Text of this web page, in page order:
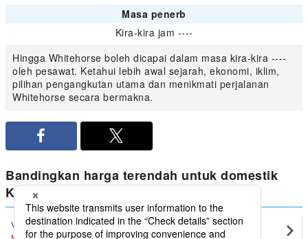
Masa penerb
Kira-kira jam ----
Hingga Whitehorse boleh dicapai dalam masa kira-kira ----
oleh pesawat. Ketahui lebih awal sejarah, ekonomi, iklim,
pilihan pengangkutan utama dan menikmati perjalanan
Whitehorse secara bermakna.
Bandingkan harga terendah untuk domestik
Kanada dari Whitehorse
Vancouver Whitehorse(YXY)